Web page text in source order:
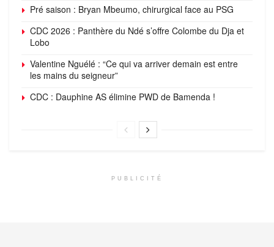
Pré saison : Bryan Mbeumo, chirurgical face au PSG
CDC 2026 : Panthère du Ndé s’offre Colombe du Dja et
Lobo
Valentine Nguélé : “Ce qui va arriver demain est entre
les mains du seigneur”
CDC : Dauphine AS élimine PWD de Bamenda !
PUBLICITÉ